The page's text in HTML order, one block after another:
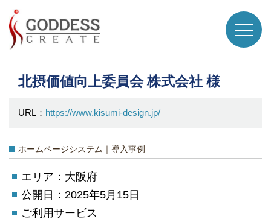
北摂価値向上委員会 株式会社 様
URL： https://www.kisumi-design.jp/
ホームページシステム｜導入事例
エリア：大阪府
公開日：2025年5月15日
ご利用サービス